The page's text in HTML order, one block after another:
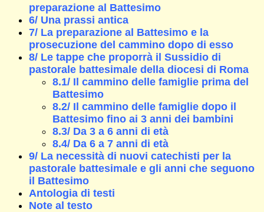
preparazione al Battesimo
6/ Una prassi antica
7/ La preparazione al Battesimo e la
prosecuzione del cammino dopo di esso
8/ Le tappe che proporrà il Sussidio di
pastorale battesimale della diocesi di Roma
8.1/ Il cammino delle famiglie prima del
Battesimo
8.2/ Il cammino delle famiglie dopo il
Battesimo fino ai 3 anni dei bambini
8.3/ Da 3 a 6 anni di età
8.4/ Da 6 a 7 anni di età
9/ La necessità di nuovi catechisti per la
pastorale battesimale e gli anni che seguono
il Battesimo
Antologia di testi
Note al testo